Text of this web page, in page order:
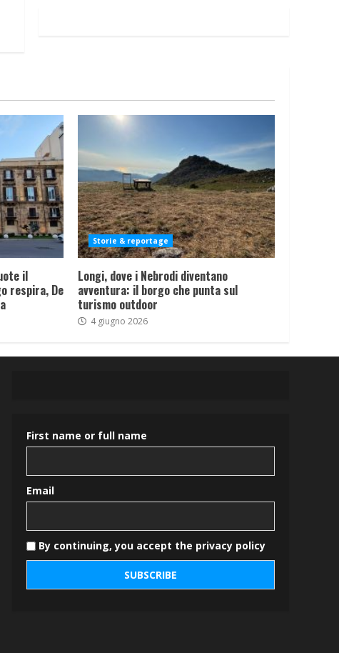
il
respira, De
Storie & reportage
Longi, dove i Nebrodi diventano
avventura: il borgo che punta sul
turismo outdoor
4 giugno 2026
First name or full name
Email
By continuing, you accept the privacy policy